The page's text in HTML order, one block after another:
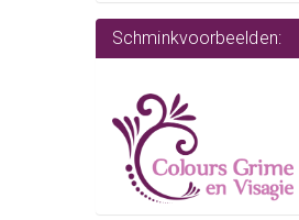
Schminkvoorbeelden: